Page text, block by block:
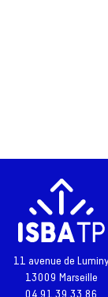
11 avenue de
13009 Marseille
04.91.39.33.86